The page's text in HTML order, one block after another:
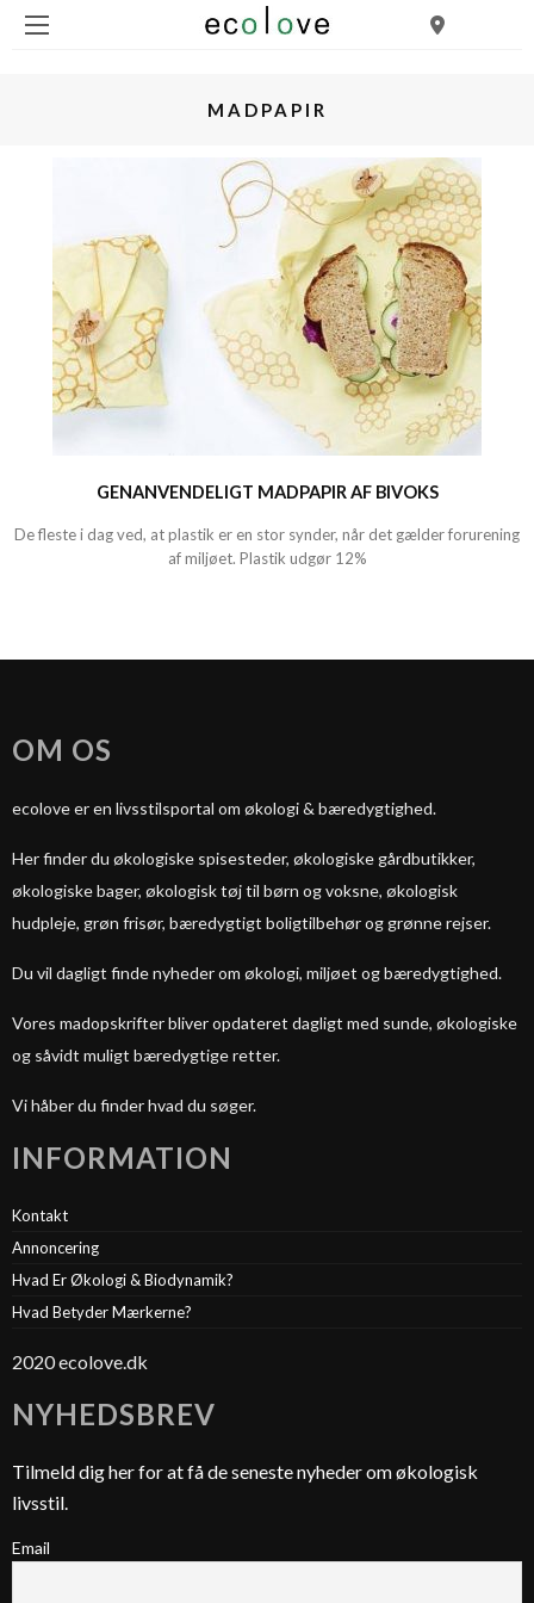
MADPAPIR
GENANVENDELIGT MADPAPIR AF BIVOKS
De fleste i dag ved, at plastik er en stor synder, når det gælder forurening
af miljøet. Plastik udgør 12%
OM OS
ecolove er en livsstilsportal om økologi & bæredygtighed.
Her finder du økologiske spisesteder, økologiske gårdbutikker,
økologiske bager, økologisk tøj til børn og voksne, økologisk
hudpleje, grøn frisør, bæredygtigt boligtilbehør og grønne rejser.
Du vil dagligt finde nyheder om økologi, miljøet og bæredygtighed.
Vores madopskrifter bliver opdateret dagligt med sunde, økologiske
og såvidt muligt bæredygtige retter.
Vi håber du finder hvad du søger.
INFORMATION
Kontakt
Annoncering
Hvad Er Økologi & Biodynamik?
Hvad Betyder Mærkerne?
2020 ecolove.dk
NYHEDSBREV
Tilmeld dig her for at få de seneste nyheder om økologisk
livsstil.
Email